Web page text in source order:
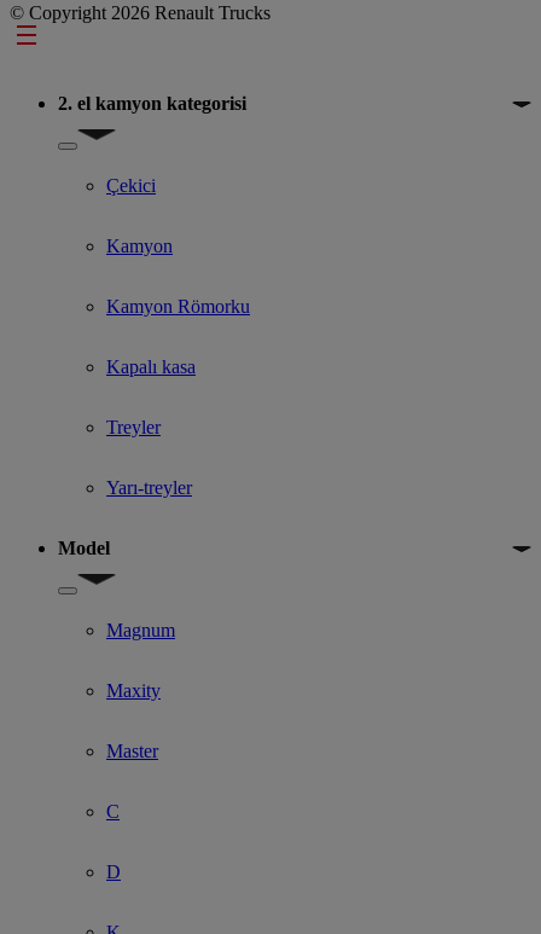
© Copyright 2026 Renault Trucks
Footer
2. el kamyon kategorisi
Show submenu for 2. el kamyon kategorisi
Çekici
Kamyon
Kamyon Römorku
Kapalı kasa
Treyler
Yarı-treyler
Model
Show submenu for Model
Magnum
Maxity
Master
C
D